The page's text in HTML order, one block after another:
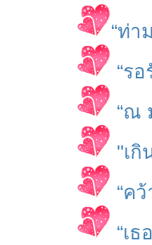
“ท่า
“ร
“ณ
"เกิ
“ค
“เ